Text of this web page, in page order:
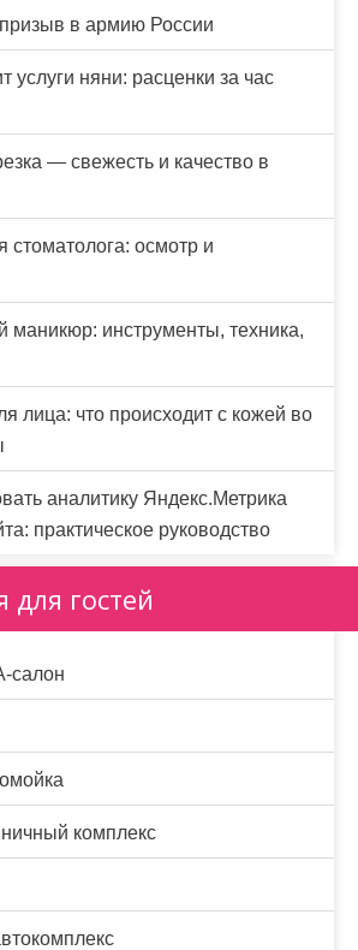
в армию России
услуги няни: расценки за час
— свежесть и качество в
стоматолога: осмотр и
маникюр: инструменты, техника,
лица: что происходит с кожей во
аналитику Яндекс.Метрика
практическое руководство
гостей
салон
комплекс